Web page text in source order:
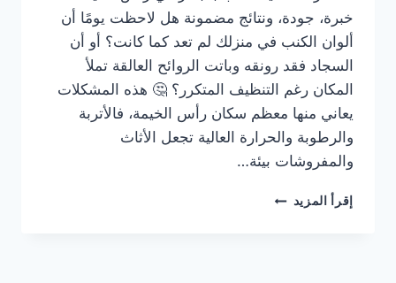
خبرة، جودة، ونتائج مضمونة هل لاحظت يومًا أن
ألوان الكنب في منزلك لم تعد كما كانت؟ أو أن
السجاد فقد رونقه وباتت الروائح العالقة تملأ
المكان رغم التنظيف المتكرر؟ 🤔 هذه المشكلات
يعاني منها معظم سكان رأس الخيمة، فالأتربة
والرطوبة والحرارة العالية تجعل الأثاث
والمفروشات بيئة…
إقرأ المزيد شركة